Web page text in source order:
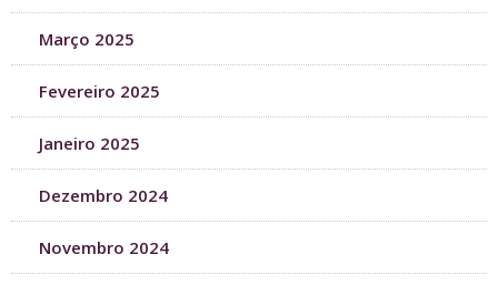
Março 2025
Fevereiro 2025
Janeiro 2025
Dezembro 2024
Novembro 2024